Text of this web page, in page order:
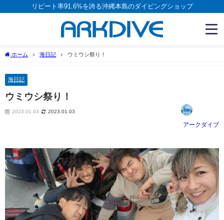
リピート率91.6%を誇る沖縄本島のダイビングショップ
ホーム 海日記 ウミウシ祭り！
海日記
ウミウシ祭り！
2023.01.03 2023.01.03
アークダイブ